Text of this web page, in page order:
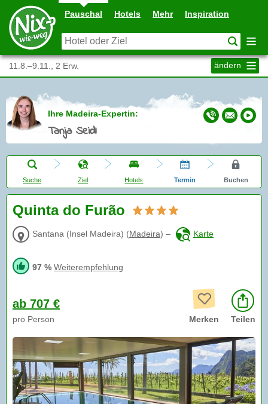
Pauschal Hotels Mehr Inspiration
11.8.–9.11., 2 Erw. ändern
Ihre Madeira-Expertin:
Tanja Seidl
Suche Ziel Hotels Termin Buchen
Quinta do Furão
Santana (Insel Madeira) (Madeira) – Karte
97 % Weiterempfehlung
ab 707 €
pro Person Merken Teilen